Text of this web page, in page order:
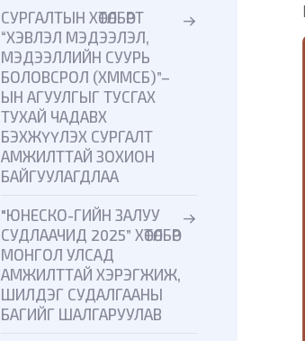
СУРГАЛТЫН ХӨТӨЛБӨРТ
“ХЭВЛЭЛ МЭДЭЭЛЭЛ,
МЭДЭЭЛЛИЙН СУУРЬ
БОЛОВСРОЛ (ХММСБ)”–
ЫН АГУУЛГЫГ ТУСГАХ
ТУХАЙ ЧАДАВХ
БЭХЖҮҮЛЭХ СУРГАЛТ
АМЖИЛТТАЙ ЗОХИОН
БАЙГУУЛАГДЛАА
"ЮНЕСКО-ГИЙН ЗАЛУУ
СУДЛААЧИД 2025” ХӨТӨЛБӨР
МОНГОЛ УЛСАД
АМЖИЛТТАЙ ХЭРЭГЖИЖ,
ШИЛДЭГ СУДАЛГААНЫ
БАГИЙГ ШАЛГАРУУЛАВ